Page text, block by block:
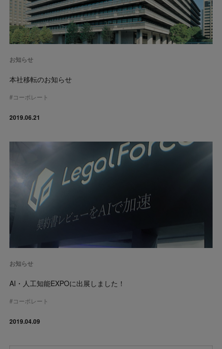
お知らせ
本社移転のお知らせ
#コーポレート
2019.06.21
お知らせ
AI・人工知能EXPOに出展しました！
#コーポレート
2019.04.09